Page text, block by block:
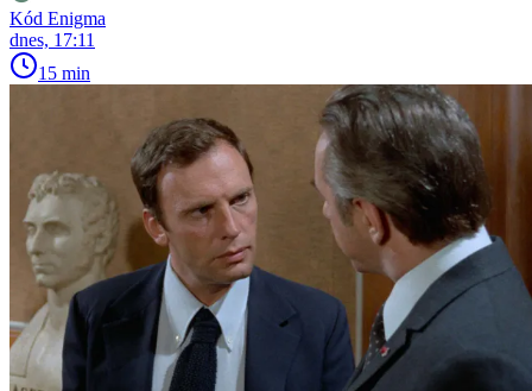
Kód Enigma
dnes, 17:11
15 min